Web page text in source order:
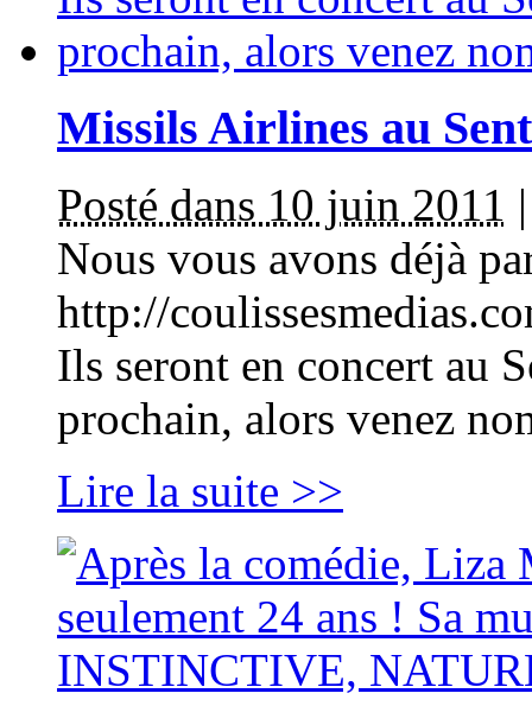
Missils Airlines au
Posté dans 10 juin 2011
Nous vous avons déjà
http://
Ils seront en concert au
prochain, alors venez
Lire la suite >>